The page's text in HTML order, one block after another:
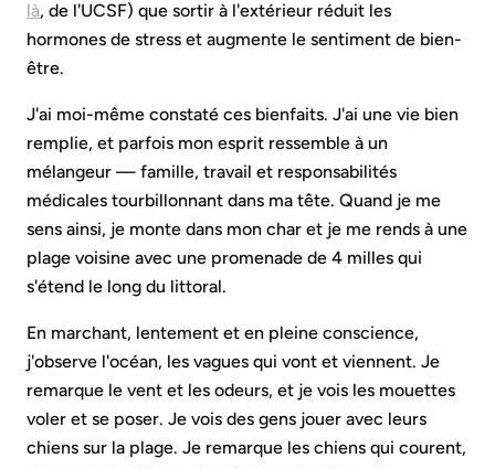
là, de l'UCSF) que sortir à l'extérieur réduit les
hormones de stress et augmente le sentiment de bien-
être.
J'ai moi-même constaté ces bienfaits. J'ai une vie bien
remplie, et parfois mon esprit ressemble à un
mélangeur — famille, travail et responsabilités
médicales tourbillonnant dans ma tête. Quand je me
sens ainsi, je monte dans mon char et je me rends à une
plage voisine avec une promenade de 4 milles qui
s'étend le long du littoral.
En marchant, lentement et en pleine conscience,
j'observe l'océan, les vagues qui vont et viennent. Je
remarque le vent et les odeurs, et je vois les mouettes
voler et se poser. Je vois des gens jouer avec leurs
chiens sur la plage. Je remarque les chiens qui courent,